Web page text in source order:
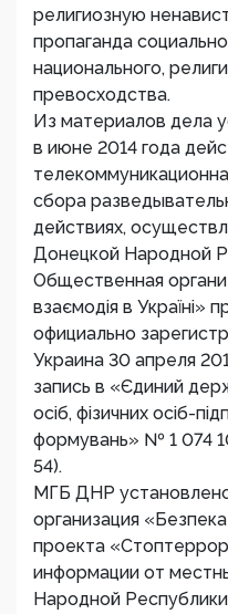
религиозную
пропаганда
национального,
превосходства.
Из материалов дела
в июне 2014 года
сбора
действиях,
Донецкой Народной
Общественная
взаємодія в Україні»
официально
Украина 30 апреля
запись в «Єдиний
осіб, фізичних осіб-
формувань» № 1 074
54).
МГБ ДНР
организация «Безпека
проекта
информации от
Народной